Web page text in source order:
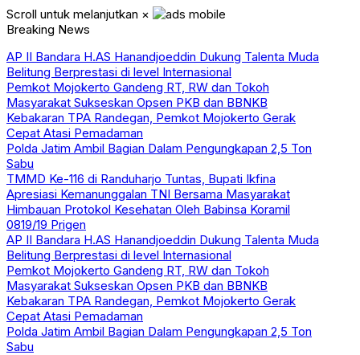
Scroll untuk melanjutkan ×
Breaking News
AP II Bandara H.AS Hanandjoeddin Dukung Talenta Muda
Belitung Berprestasi di level Internasional
Pemkot Mojokerto Gandeng RT, RW dan Tokoh
Masyarakat Sukseskan Opsen PKB dan BBNKB
Kebakaran TPA Randegan, Pemkot Mojokerto Gerak
Cepat Atasi Pemadaman
Polda Jatim Ambil Bagian Dalam Pengungkapan 2,5 Ton
Sabu
TMMD Ke-116 di Randuharjo Tuntas, Bupati Ikfina
Apresiasi Kemanunggalan TNI Bersama Masyarakat
Himbauan Protokol Kesehatan Oleh Babinsa Koramil
0819/19 Prigen
AP II Bandara H.AS Hanandjoeddin Dukung Talenta Muda
Belitung Berprestasi di level Internasional
Pemkot Mojokerto Gandeng RT, RW dan Tokoh
Masyarakat Sukseskan Opsen PKB dan BBNKB
Kebakaran TPA Randegan, Pemkot Mojokerto Gerak
Cepat Atasi Pemadaman
Polda Jatim Ambil Bagian Dalam Pengungkapan 2,5 Ton
Sabu